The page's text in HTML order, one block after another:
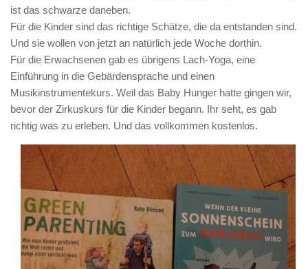
ist das schwarze daneben.
Für die Kinder sind das richtige Schätze, die da entstanden sind.
Und sie wollen von jetzt an natürlich jede Woche dorthin.
Für die Erwachsenen gab es übrigens Lach-Yoga, eine
Einführung in die Gebärdensprache und einen
Musikinstrumentekurs. Weil das Baby Hunger hatte gingen wir,
bevor der Zirkuskurs für die Kinder begann. Ihr seht, es gab
richtig was zu erleben. Und das vollkommen kostenlos.